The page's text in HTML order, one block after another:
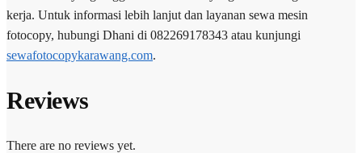
kerja. Untuk informasi lebih lanjut dan layanan sewa mesin
fotocopy, hubungi Dhani di 082269178343 atau kunjungi
sewafotocopykarawang.com.
Reviews
There are no reviews yet.